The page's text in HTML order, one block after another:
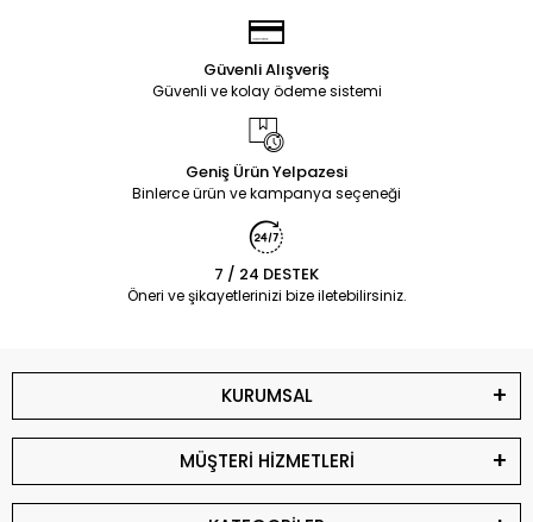
Güvenli Alışveriş
Güvenli ve kolay ödeme sistemi
Geniş Ürün Yelpazesi
Binlerce ürün ve kampanya seçeneği
7 / 24 DESTEK
Öneri ve şikayetlerinizi bize iletebilirsiniz.
KURUMSAL
MÜŞTERİ HİZMETLERİ